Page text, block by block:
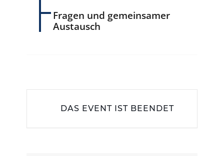
Fragen und gemeinsamer
Austausch
DAS EVENT IST BEENDET